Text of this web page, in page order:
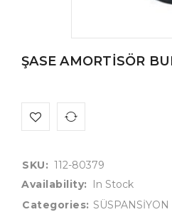
ŞASE AMORTİSÖR
SKU: 112-80379
Availability:
In Stock
Categories: SÜSPANSİYON